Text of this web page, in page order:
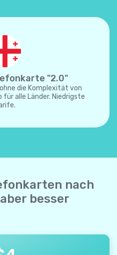
"2.0"
die Komplexität von
für alle Länder. Niedrigste
nach
besser